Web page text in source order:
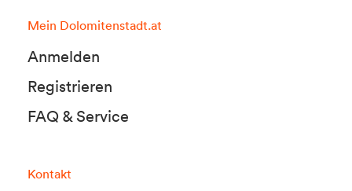
Mein Dolomitenstadt.at
Anmelden
Registrieren
FAQ & Service
Kontakt